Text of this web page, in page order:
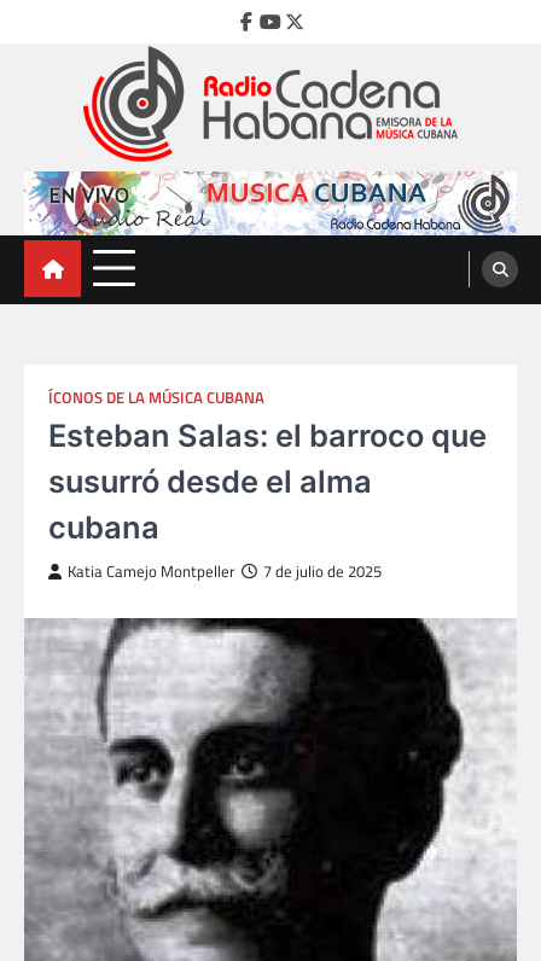
Facebook
Youtube
Twitter
Radio Cadena Habana
Emisora de la Música Cubana
ÍCONOS DE LA MÚSICA CUBANA
Esteban Salas: el barroco que
susurró desde el alma
cubana
Katia Camejo Montpeller 7 de julio de 2025